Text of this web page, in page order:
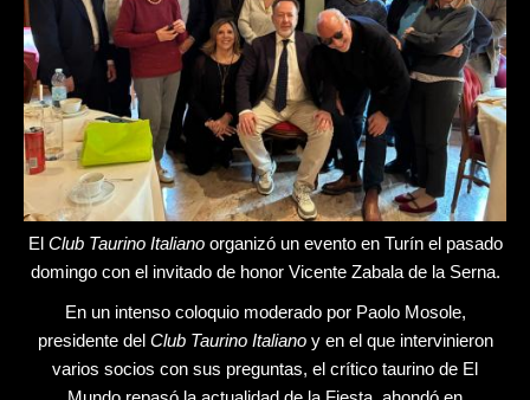
El Club Taurino Italianoorganizó un evento en Turín el pasado
domingo con el invitado de honor Vicente Zabala de la Serna.
En un intenso coloquio moderado por Paolo Mosole,
presidente del Club Taurino Italianoy en el que intervinieron
varios socios con sus preguntas, el crítico taurino de El